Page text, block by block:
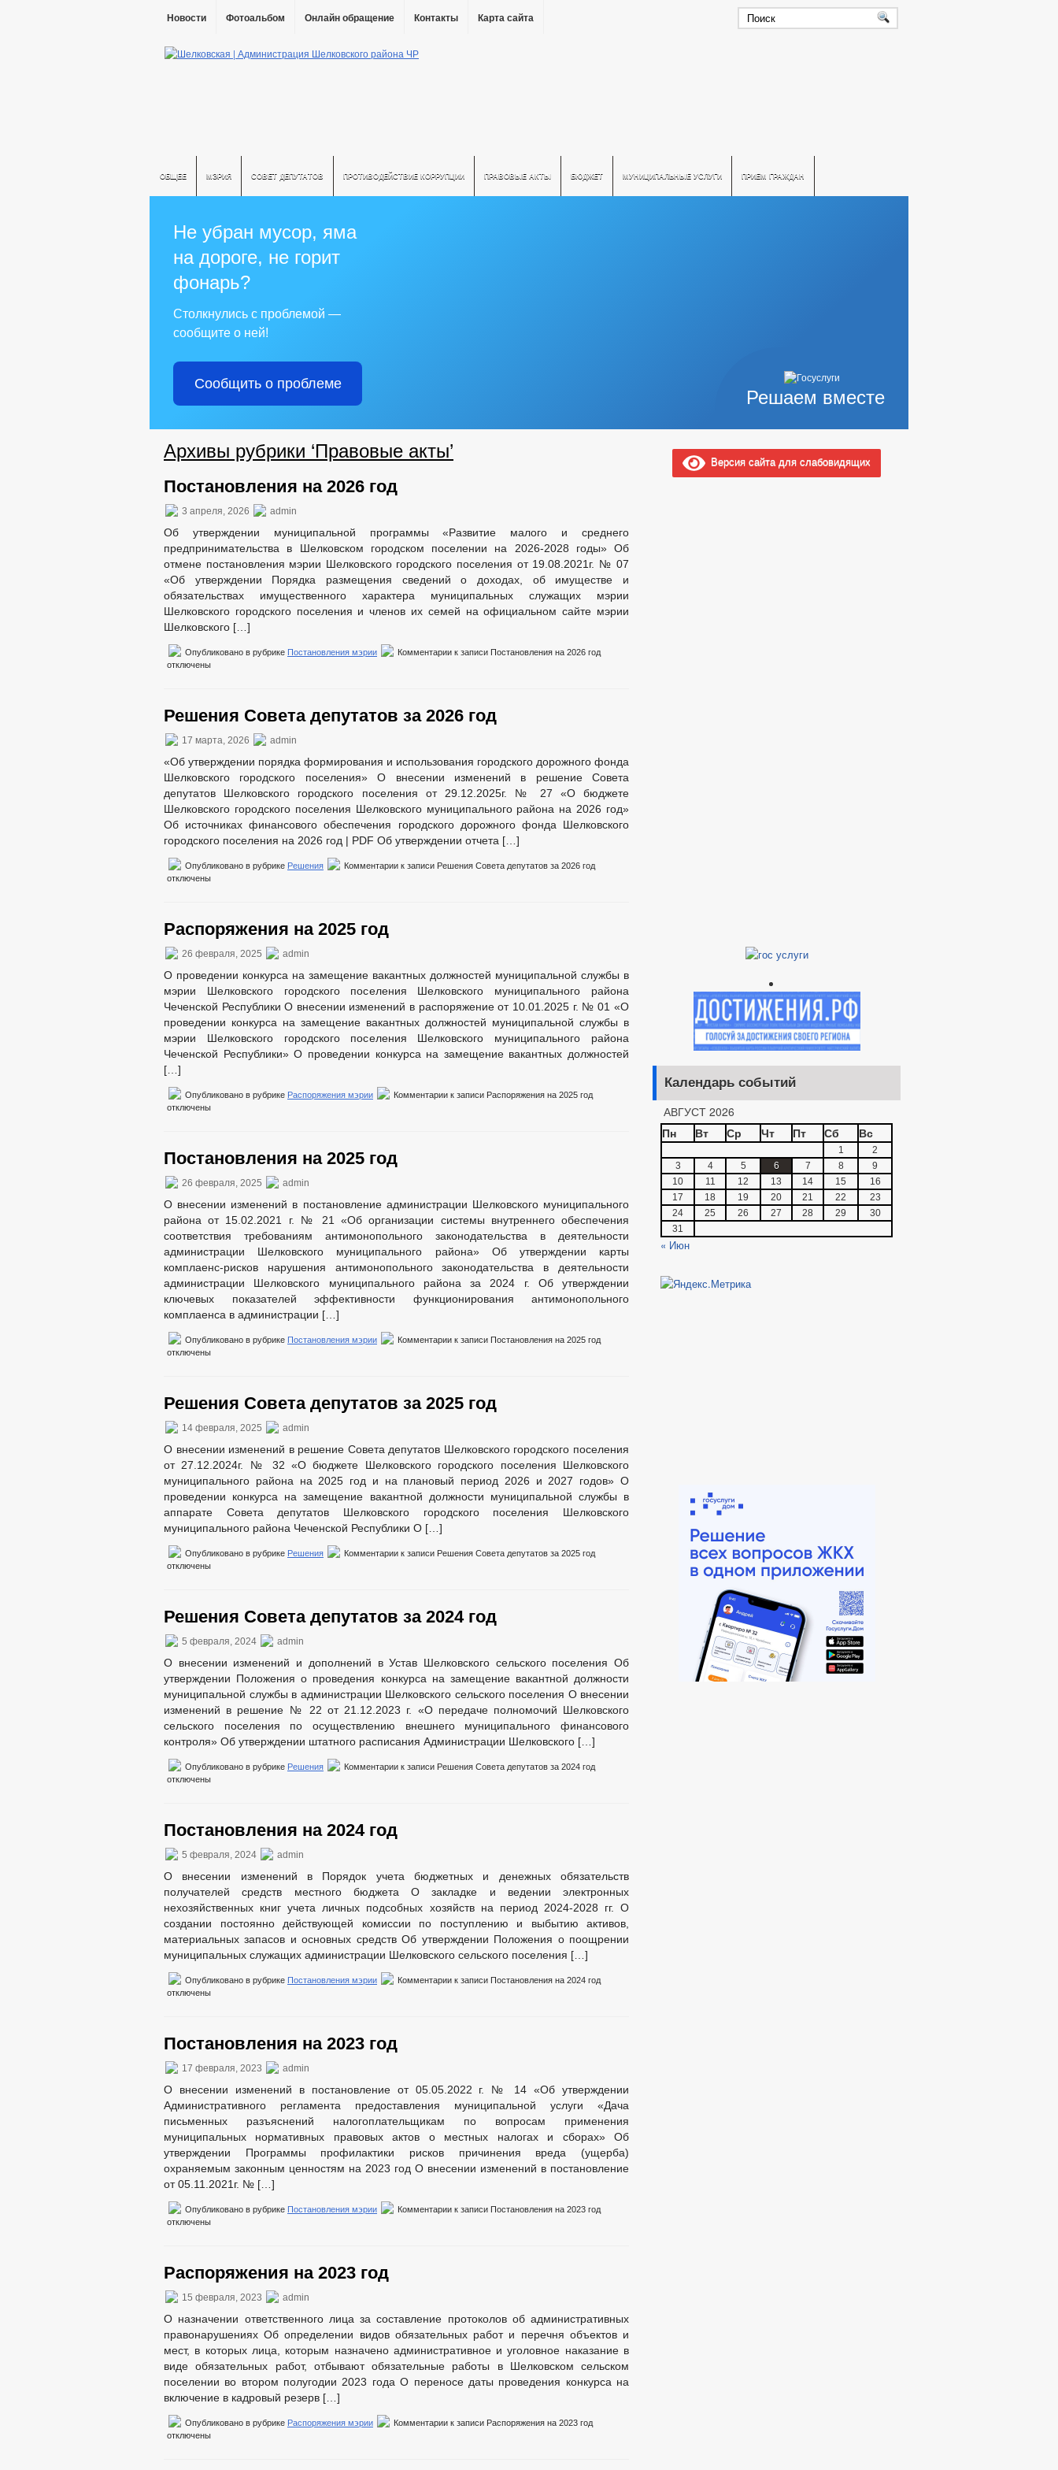
Новости Фотоальбом Онлайн обращение Контакты Карта сайта
ОБЩЕЕ МЭРИЯ СОВЕТ ДЕПУТАТОВ ПРОТИВОДЕЙСТВИЕ КОРРУПЦИИ ПРАВОВЫЕ АКТЫ БЮДЖЕТ МУНИЦИПАЛЬНЫЕ УСЛУГИ ПРИЕМ ГРАЖДАН
Решаем вместе
Не убран мусор, яма
на дороге, не горит
фонарь?
Столкнулись с проблемой —
сообщите о ней!
Сообщить о проблеме
Архивы рубрики ‘Правовые акты’
Постановления на 2026 год
3 апреля, 2026 admin
Об утверждении муниципальной программы «Развитие малого и среднего
предпринимательства в Шелковском городском поселении на 2026-2028 годы» Об
отмене постановления мэрии Шелковского городского поселения от 19.08.2021г. № 07
«Об утверждении Порядка размещения сведений о доходах, об имуществе и
обязательствах имущественного характера муниципальных служащих мэрии
Шелковского городского поселения и членов их семей на официальном сайте мэрии
Шелковского […]
Опубликовано в рубрике Постановления мэрии Комментарии к записи Постановления на 2026 год
отключены
Решения Совета депутатов за 2026 год
17 марта, 2026 admin
«Об утверждении порядка формирования и использования городского дорожного фонда
Шелковского городского поселения» О внесении изменений в решение Совета
депутатов Шелковского городского поселения от 29.12.2025г. № 27 «О бюджете
Шелковского городского поселения Шелковского муниципального района на 2026 год»
Об источниках финансового обеспечения городского дорожного фонда Шелковского
городского поселения на 2026 год | PDF Об утверждении отчета […]
Опубликовано в рубрике Решения Комментарии к записи Решения Совета депутатов за 2026 год
отключены
Распоряжения на 2025 год
26 февраля, 2025 admin
О проведении конкурса на замещение вакантных должностей муниципальной службы в
мэрии Шелковского городского поселения Шелковского муниципального района
Чеченской Республики О внесении изменений в распоряжение от 10.01.2025 г. № 01 «О
проведении конкурса на замещение вакантных должностей муниципальной службы в
мэрии Шелковского городского поселения Шелковского муниципального района
Чеченской Республики» О проведении конкурса на замещение вакантных должностей
[…]
Опубликовано в рубрике Распоряжения мэрии Комментарии к записи Распоряжения на 2025 год
отключены
Постановления на 2025 год
26 февраля, 2025 admin
О внесении изменений в постановление администрации Шелковского муниципального
района от 15.02.2021 г. № 21 «Об организации системы внутреннего обеспечения
соответствия требованиям антимонопольного законодательства в деятельности
администрации Шелковского муниципального района» Об утверждении карты
комплаенс-рисков нарушения антимонопольного законодательства в деятельности
администрации Шелковского муниципального района за 2024 г. Об утверждении
ключевых показателей эффективности функционирования антимонопольного
комплаенса в администрации […]
Опубликовано в рубрике Постановления мэрии Комментарии к записи Постановления на 2025 год
отключены
Решения Совета депутатов за 2025 год
14 февраля, 2025 admin
О внесении изменений в решение Совета депутатов Шелковского городского поселения
от 27.12.2024г. № 32 «О бюджете Шелковского городского поселения Шелковского
муниципального района на 2025 год и на плановый период 2026 и 2027 годов» О
проведении конкурса на замещение вакантной должности муниципальной службы в
аппарате Совета депутатов Шелковского городского поселения Шелковского
муниципального района Чеченской Республики О […]
Опубликовано в рубрике Решения Комментарии к записи Решения Совета депутатов за 2025 год
отключены
Решения Совета депутатов за 2024 год
5 февраля, 2024 admin
О внесении изменений и дополнений в Устав Шелковского сельского поселения Об
утверждении Положения о проведения конкурса на замещение вакантной должности
муниципальной службы в администрации Шелковского сельского поселения О внесении
изменений в решение № 22 от 21.12.2023 г. «О передаче полномочий Шелковского
сельского поселения по осуществлению внешнего муниципального финансового
контроля» Об утверждении штатного расписания Администрации Шелковского […]
Опубликовано в рубрике Решения Комментарии к записи Решения Совета депутатов за 2024 год
отключены
Постановления на 2024 год
5 февраля, 2024 admin
О внесении изменений в Порядок учета бюджетных и денежных обязательств
получателей средств местного бюджета О закладке и ведении электронных
нехозяйственных книг учета личных подсобных хозяйств на период 2024-2028 гг. О
создании постоянно действующей комиссии по поступлению и выбытию активов,
материальных запасов и основных средств Об утверждении Положения о поощрении
муниципальных служащих администрации Шелковского сельского поселения […]
Опубликовано в рубрике Постановления мэрии Комментарии к записи Постановления на 2024 год
отключены
Постановления на 2023 год
17 февраля, 2023 admin
О внесении изменений в постановление от 05.05.2022 г. № 14 «Об утверждении
Административного регламента предоставления муниципальной услуги «Дача
письменных разъяснений налогоплательщикам по вопросам применения
муниципальных нормативных правовых актов о местных налогах и сборах» Об
утверждении Программы профилактики рисков причинения вреда (ущерба)
охраняемым законным ценностям на 2023 год О внесении изменений в постановление
от 05.11.2021г. № […]
Опубликовано в рубрике Постановления мэрии Комментарии к записи Постановления на 2023 год
отключены
Распоряжения на 2023 год
15 февраля, 2023 admin
О назначении ответственного лица за составление протоколов об административных
правонарушениях Об определении видов обязательных работ и перечня объектов и
мест, в которых лица, которым назначено административное и уголовное наказание в
виде обязательных работ, отбывают обязательные работы в Шелковском сельском
поселении во втором полугодии 2023 года О переносе даты проведения конкурса на
включение в кадровый резерв […]
Опубликовано в рубрике Распоряжения мэрии Комментарии к записи Распоряжения на 2023 год
отключены
Версия сайта для слабовидящих
Календарь событий
АВГУСТ 2026
Пн
Вт Ср Чт Пт Сб Вс
1
2
3
4 5 6 7 8
9
10
11 12 13 14 15
16
17
18 19 20 21 22
23
24
25 26 27 28 29
30
31
« Июн